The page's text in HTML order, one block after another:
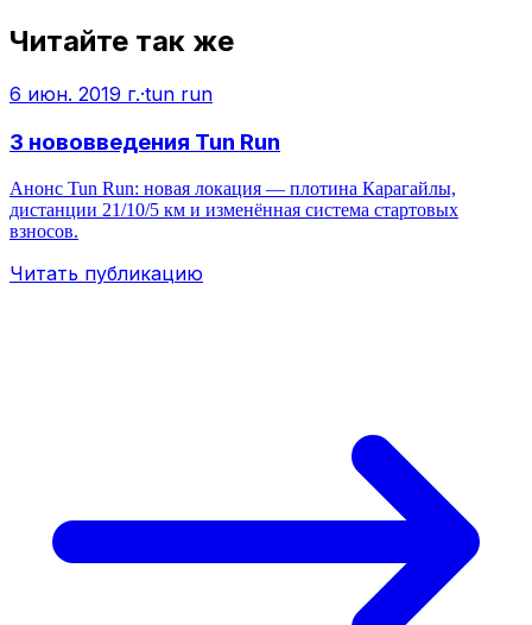
Читайте так же
6 июн. 2019 г.·tun run
3 нововведения Tun Run
Анонс Tun Run: новая локация — плотина Карагайлы,
дистанции 21/10/5 км и изменённая система стартовых
взносов.
Читать публикацию